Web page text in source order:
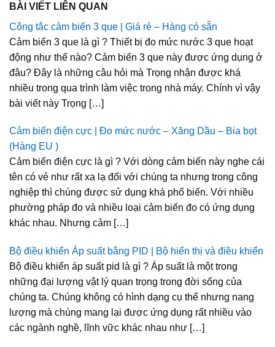
BÀI VIẾT LIÊN QUAN
Công tắc cảm biến 3 que | Giá rẻ – Hàng có sẵn
Cảm biến 3 que là gì ? Thiết bị đo mức nước 3 que hoạt
động như thế nào? Cảm biến 3 que này được ứng dụng ở
đâu? Đây là những câu hỏi mà Trọng nhận được khá
nhiều trong qua trình làm việc trong nhà máy. Chính vì vậy
bài viết này Trọng […]
Cảm biến điện cực | Đo mức nước – Xăng Dầu – Bia bọt
(Hàng EU )
Cảm biến điện cực là gì ? Với dòng cảm biến này nghe cái
tên có vẻ như rất xa lạ đối với chúng ta nhưng trong công
nghiệp thì chúng được sử dụng khá phổ biến. Với nhiều
phường pháp đo và nhiều loại cảm biến đo có ứng dụng
khác nhau. Nhưng cảm […]
Bộ điều khiển Áp suất bằng PID | Bộ hiển thị và điều khiển
Bộ điều khiển áp suất pid là gì ? Áp suất là một trong
những đại lượng vật lý quan trọng trong đời sống của
chúng ta. Chúng không có hình dạng cụ thể nhưng nang
lượng mà chúng mang lại được ứng dụng rất nhiều vào
các ngành nghề, lĩnh vữc khác nhau như […]